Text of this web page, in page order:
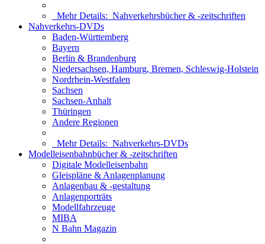
Mehr Details: Nahverkehrsbücher & -zeitschriften
Nahverkehrs-DVDs
Baden-Württemberg
Bayern
Berlin & Brandenburg
Niedersachsen, Hamburg, Bremen, Schleswig-Holstein
Nordrhein-Westfalen
Sachsen
Sachsen-Anhalt
Thüringen
Andere Regionen
Mehr Details: Nahverkehrs-DVDs
Modelleisenbahnbücher & -zeitschriften
Digitale Modelleisenbahn
Gleispläne & Anlagenplanung
Anlagenbau & -gestaltung
Anlagenporträts
Modellfahrzeuge
MIBA
N Bahn Magazin